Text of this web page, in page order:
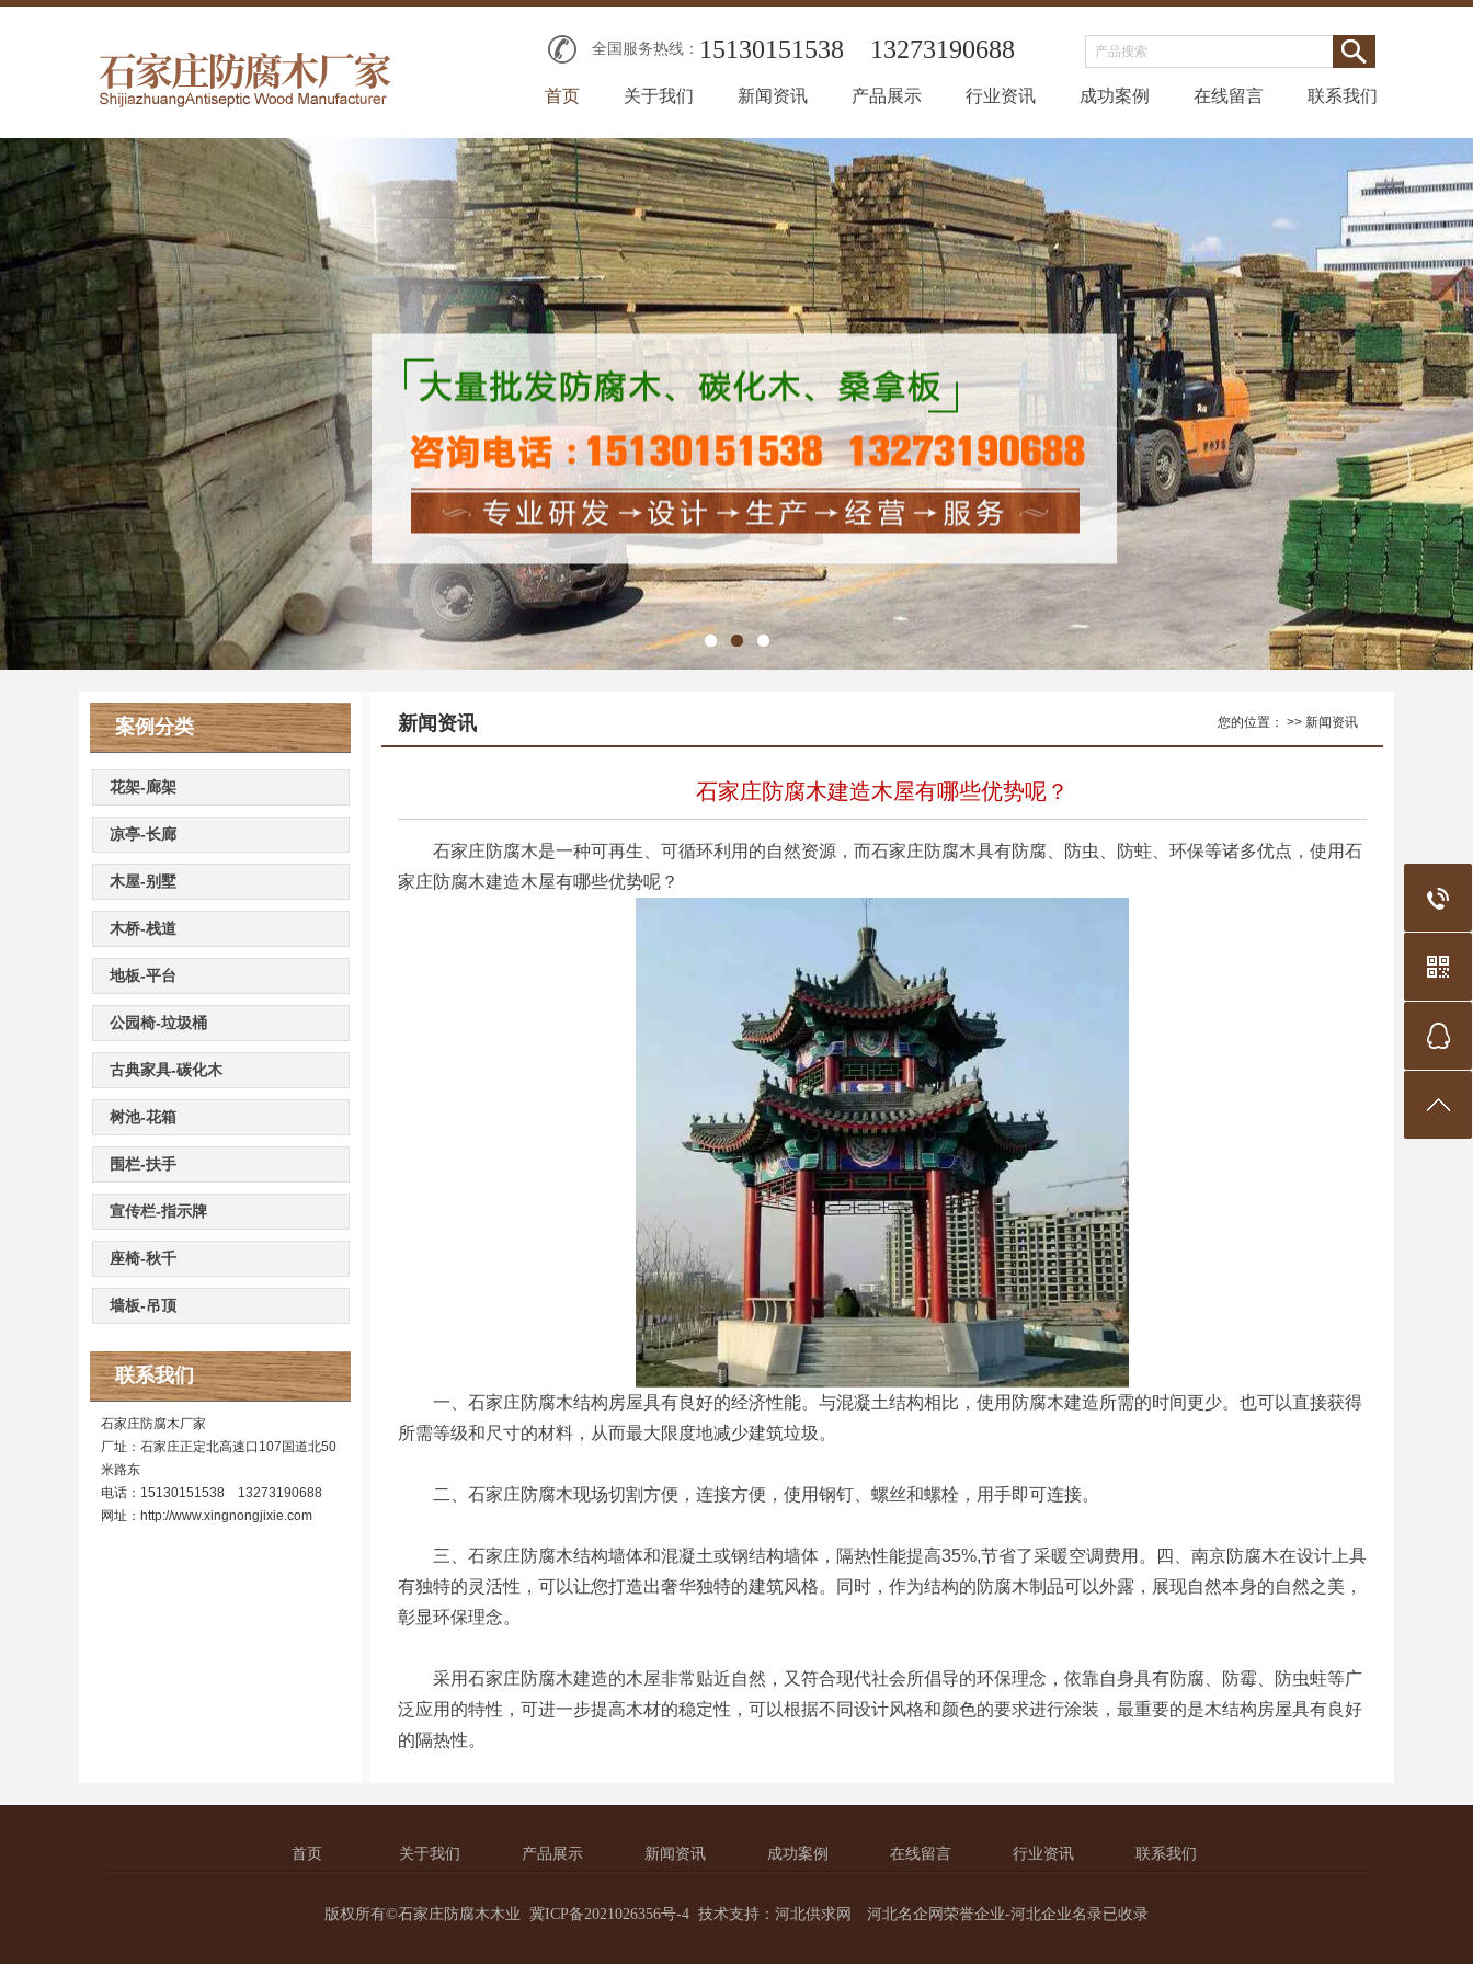
全国服务热线： 15130151538 13273190688
首页 关于我们 新闻资讯 产品展示 行业资讯 成功案例 在线留言 联系我们
案例分类
花架-廊架
凉亭-长廊
木屋-别墅
木桥-栈道
地板-平台
公园椅-垃圾桶
古典家具-碳化木
树池-花箱
围栏-扶手
宣传栏-指示牌
座椅-秋千
墙板-吊顶
联系我们
石家庄防腐木厂家
厂址：石家庄正定北高速口107国道北50
米路东
电话：15130151538 13273190688
网址： http://www.xingnongjixie.com
新闻资讯 您的位置： >> 新闻资讯
石家庄防腐木建造木屋有哪些优势呢？
石家庄防腐木是一种可再生、可循环利用的自然资源，而石家庄防腐木具有防腐、防虫、防蛀、环保等诸多优点，使用石
家庄防腐木建造木屋有哪些优势呢？
一、石家庄防腐木结构房屋具有良好的经济性能。与混凝土结构相比，使用防腐木建造所需的时间更少。也可以直接获得
所需等级和尺寸的材料，从而最大限度地减少建筑垃圾。
二、石家庄防腐木现场切割方便，连接方便，使用钢钉、螺丝和螺栓，用手即可连接。
三、石家庄防腐木结构墙体和混凝土或钢结构墙体，隔热性能提高35%,节省了采暖空调费用。四、南京防腐木在设计上具
有独特的灵活性，可以让您打造出奢华独特的建筑风格。同时，作为结构的防腐木制品可以外露，展现自然本身的自然之美，
彰显环保理念。
采用石家庄防腐木建造的木屋非常贴近自然，又符合现代社会所倡导的环保理念，依靠自身具有防腐、防霉、防虫蛀等广
泛应用的特性，可进一步提高木材的稳定性，可以根据不同设计风格和颜色的要求进行涂装，最重要的是木结构房屋具有良好
的隔热性。
首页 关于我们 产品展示 新闻资讯 成功案例 在线留言 行业资讯 联系我们
版权所有©石家庄防腐木木业 冀ICP备2021026356号-4 技术支持： 河北供求网 河北名企网荣誉企业-河北企业名录已收录